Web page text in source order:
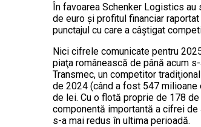
În favoarea Schenker Logistics
de euro şi profitul financiar
punctajul cu care a câştigat
Nici cifrele comunicate pentru
piaţa românească de până acum
Transmec, un competitor
de 2024 (când a fost 547 milioane
de lei. Cu o flotă proprie de 178
componentă importantă a cifrei
s-a mai redus în ultima perioadă.